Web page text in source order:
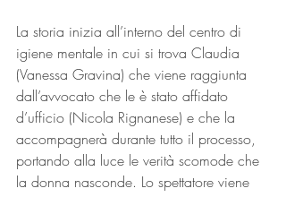
La storia inizia all’interno del centro di
igiene mentale in cui si trova Claudia
(Vanessa Gravina) che viene raggiunta
dall’avvocato che le è stato affidato
d’ufficio (Nicola Rignanese) e che la
accompagnerà durante tutto il processo,
portando alla luce le verità scomode che
la donna nasconde. Lo spettatore viene